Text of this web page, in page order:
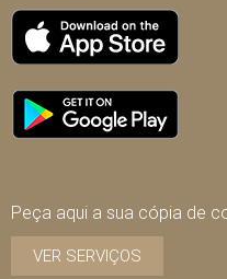
Peça aqui a sua cópia de
VER SERVIÇOS